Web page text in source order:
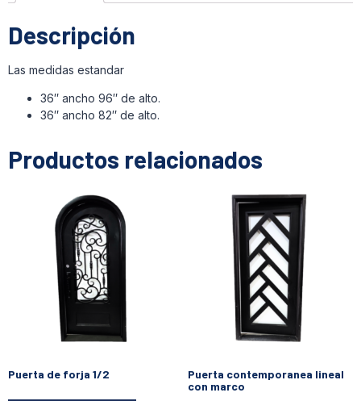
Descripción
Las medidas estandar
36″ ancho 96″ de alto.
36″ ancho 82″ de alto.
Productos relacionados
Puerta de forja 1/2
Puerta contemporanea lineal
con marco